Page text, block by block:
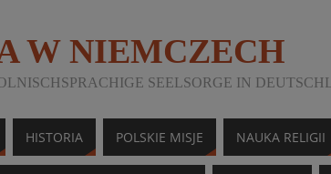
W NIEMCZECH
SEELSORGE IN
HISTORIA POLSKIE MISJE NAUKA RELIGII